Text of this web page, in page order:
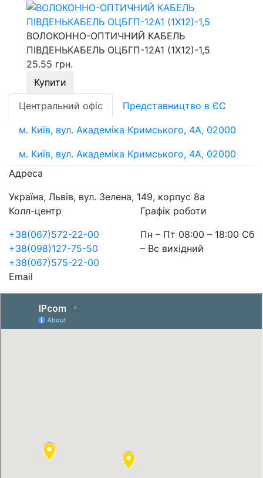
ВОЛОКОННО-ОПТИЧНИЙ КАБЕЛЬ
ПІВДЕНЬКАБЕЛЬ ОЦБГП-12А1 (1Х12)-1,5
25.55 грн.
Купити
Центральний офіс
Представництво в ЄС
м. Київ, вул. Академіка Кримського, 4А, 02000
м. Київ, вул. Академіка Кримського, 4А, 02000
Адреса
Україна, Львів, вул. Зелена, 149, корпус 8а
Колл-центр
+38(067)572-22-00
+38(098)127-75-50
+38(067)575-22-00
Графік роботи
Пн – Пт 08:00 – 18:00 Сб
– Вс вихідний
Email